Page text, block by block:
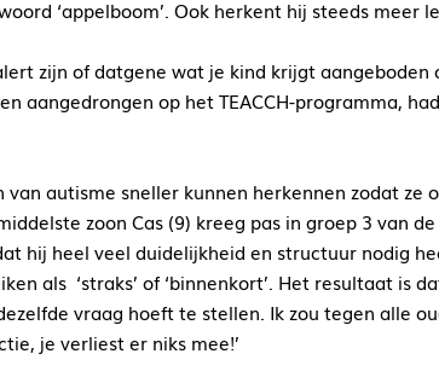
‘appelboom’. Ook herkent hij steeds meer
zijn of datgene wat je kind krijgt aangeboden
aangedrongen op het TEACCH-programma,
autisme sneller kunnen herkennen zodat ze
zoon Cas (9) kreeg pas in groep 3 van
hij heel veel duidelijkheid en structuur nodig
als ‘straks’ of ‘binnenkort’. Het resultaat is
vraag hoeft te stellen. Ik zou tegen alle
je verliest er niks mee!’